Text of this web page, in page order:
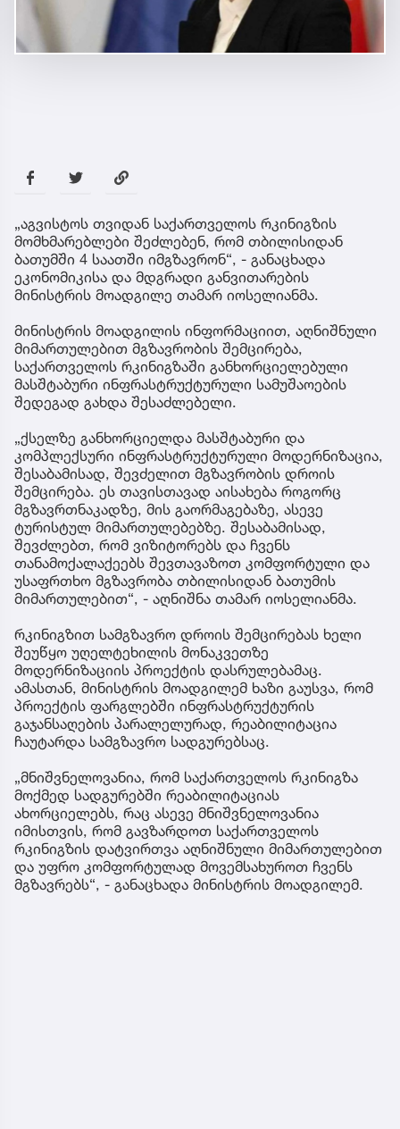
„აგვისტოს თვიდან საქართველოს რკინიგზის
მომხმარებლები შეძლებენ, რომ თბილისიდან
ბათუმში 4 საათში იმგზავრონ“, - განაცხადა
ეკონომიკისა და მდგრადი განვითარების
მინისტრის მოადგილე თამარ იოსელიანმა.
მინისტრის მოადგილის ინფორმაციით, აღნიშნული
მიმართულებით მგზავრობის შემცირება,
საქართველოს რკინიგზაში განხორციელებული
მასშტაბური ინფრასტრუქტურული სამუშაოების
შედეგად გახდა შესაძლებელი.
„ქსელზე განხორციელდა მასშტაბური და
კომპლექსური ინფრასტრუქტურული მოდერნიზაცია,
შესაბამისად, შევძელით მგზავრობის დროის
შემცირება. ეს თავისთავად აისახება როგორც
მგზავრთნაკადზე, მის გაორმაგებაზე, ასევე
ტურისტულ მიმართულებებზე. შესაბამისად,
შევძლებთ, რომ ვიზიტორებს და ჩვენს
თანამოქალაქეებს შევთავაზოთ კომფორტული და
უსაფრთხო მგზავრობა თბილისიდან ბათუმის
მიმართულებით“, - აღნიშნა თამარ იოსელიანმა.
რკინიგზით სამგზავრო დროის შემცირებას ხელი
შეუწყო უღელტეხილის მონაკვეთზე
მოდერნიზაციის პროექტის დასრულებამაც.
ამასთან, მინისტრის მოადგილემ ხაზი გაუსვა, რომ
პროექტის ფარგლებში ინფრასტრუქტურის
გაჯანსაღების პარალელურად, რეაბილიტაცია
ჩაუტარდა სამგზავრო სადგურებსაც.
„მნიშვნელოვანია, რომ საქართველოს რკინიგზა
მოქმედ სადგურებში რეაბილიტაციას
ახორციელებს, რაც ასევე მნიშვნელოვანია
იმისთვის, რომ გავზარდოთ საქართველოს
რკინიგზის დატვირთვა აღნიშნული მიმართულებით
და უფრო კომფორტულად მოვემსახუროთ ჩვენს
მგზავრებს“, - განაცხადა მინისტრის მოადგილემ.